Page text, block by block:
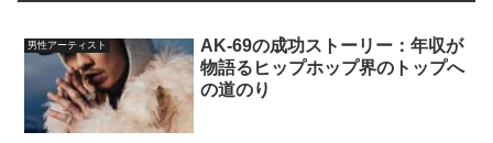
男性アーティスト
AK-69の成功ストーリー：年収が
物語るヒップホップ界のトップへ
の道のり